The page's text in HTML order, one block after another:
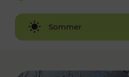
Sommer
Winter